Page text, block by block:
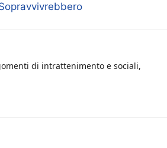
di intrattenimento e sociali,